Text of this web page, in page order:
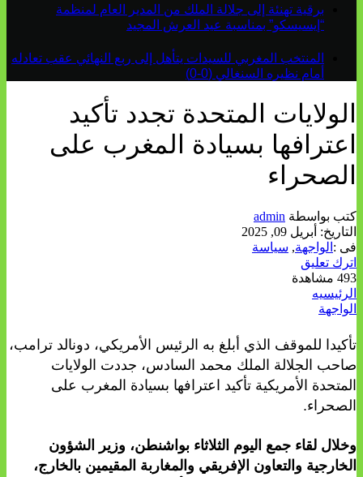
برقية تهنئة إلى جلالة الملك من المدير العام لمنظمة
“إيسيسكو” بمناسبة عيد العرش المجيد
المنتخب المغربي للسيدات يتأهل إلى ربع النهائي عقب تعادله
أمام نظيره السنغالي (0-0)
الولايات المتحدة تجدد تأكيد
اعترافها بسيادة المغرب على
الصحراء
كتب بواسطة admin
التاريخ: أبريل 09, 2025
فى : الواجهة, سياسة
اترك تعليق
493 مشاهدة
الرئيسيه
الواجهة
تأكيدا للموقف الذي أبلغ به الرئيس الأمريكي، دونالد ترامب،
صاحب الجلالة الملك محمد السادس، جددت الولايات
المتحدة الأمريكية تأكيد اعترافها بسيادة المغرب على
الصحراء.
وخلال لقاء جمع اليوم الثلاثاء بواشنطن، وزير الشؤون
الخارجية والتعاون الإفريقي والمغاربة المقيمين بالخارج،